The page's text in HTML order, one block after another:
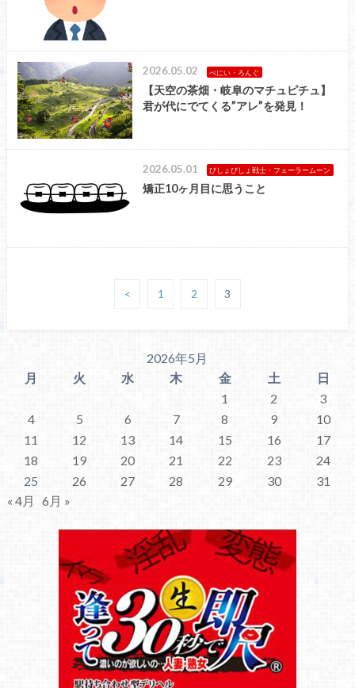
2026.05.02 ぺにい・ろんぐ
【天空の茶畑・岐阜のマチュピチュ】
君が代にでてくる”アレ”を発見！
2026.05.01 びしょびしょ戦士・フェーラームーン
矯正10ヶ月目に思うこと
< 1 2 3
2026年5月
月
火 水 木 金 土
日
1
2
3
4
5 6 7 8 9
10
11
12 13 14 15 16
17
18
19 20 21 22 23
24
25
26 27 28 29 30
31
« 4月
6月 »